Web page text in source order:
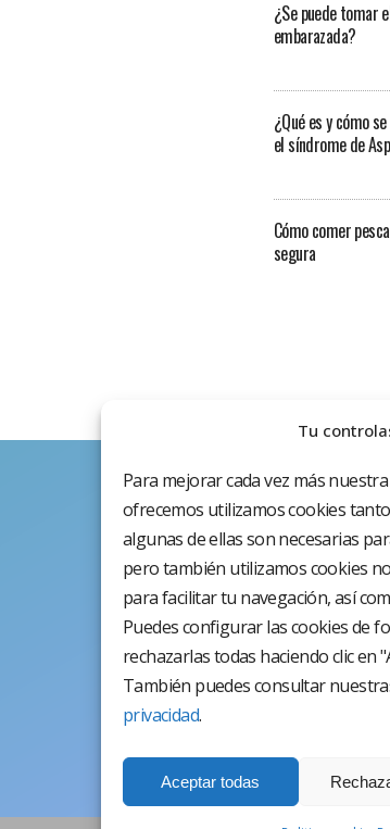
Tu
Para mejorar cada vez más
ofrecemos utilizamos cookies
algunas de ellas son necesarias
pero también utilizamos cookies
para facilitar tu navegación, así
Puedes configurar las cookies de
rechazarlas todas haciendo clic en
También puedes consultar
privacidad.
Aceptar todas
¿Se puede tomar
embarazada?
¿Qué es y cómo
el síndrome de
Cómo comer
segura